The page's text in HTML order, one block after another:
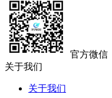
官方微信
关于我们
关于我们